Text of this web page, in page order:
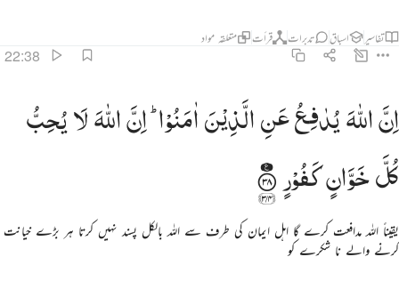
تفاسیر اسباق تدبرات قرأت متعلقہ مواد
22:38
۞ ان الله يدافع عن الذين امنوا ان الله لا يحب كل خوان كفور ٣٨
۞ إِنَّ ٱللَّهَ يُدَٰفِعُ عَنِ ٱلَّذِينَ ءَامَنُوٓا۟ ۗ إِنَّ ٱللَّهَ لَا يُحِبُّ كُلَّ خَوَّانٍۢ كَفُورٍ ٣٨
اِنَّاللّٰهَیُدٰفِعُعَنِالَّذِیْنَاٰمَنُوْا ؕ اِنَّاللّٰهَلَایُحِبُّ
كُلَّخَوَّانٍكَفُوْرٍ
یقیناً اللہ مدافعت کرے گا اہل ایمان کی طرف سے اللہ بالکل پسند نہیں کرتا ہر بڑے خیانت
کرنے والے نا شکرے کو